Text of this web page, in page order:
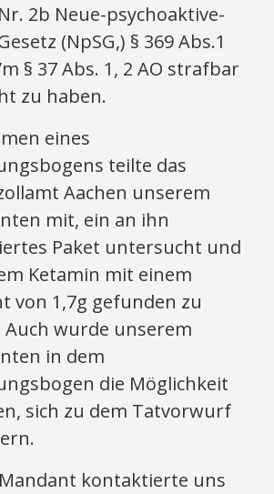
2b Neue-psychoaktive-
(NpSG,) § 369 Abs.1
§ 37 Abs. 1, 2 AO strafbar
zu haben.
eines
teilte das
Aachen unserem
mit, ein an ihn
Paket untersucht und
Ketamin mit einem
von 1,7g gefunden zu
Auch wurde unserem
in dem
die Möglichkeit
sich zu dem Tatvorwurf
kontaktierte uns